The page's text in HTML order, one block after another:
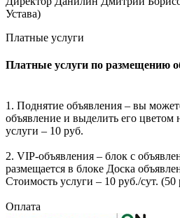
Устава)
Платные услуги
Платные услуги по размещению
1. Поднятие объявления – вы
объявление и выделить его цветом
услуги – 10 руб.
2. VIP-объявления – блок с
размещается в блоке Доска
Стоимость услуги – 10 руб./сут.
Оплата